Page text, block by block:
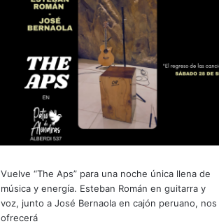
Vuelve “The Aps” para una noche única llena de
música y energía. Esteban Román en guitarra y
voz, junto a José Bernaola en cajón peruano, nos
ofrecerá